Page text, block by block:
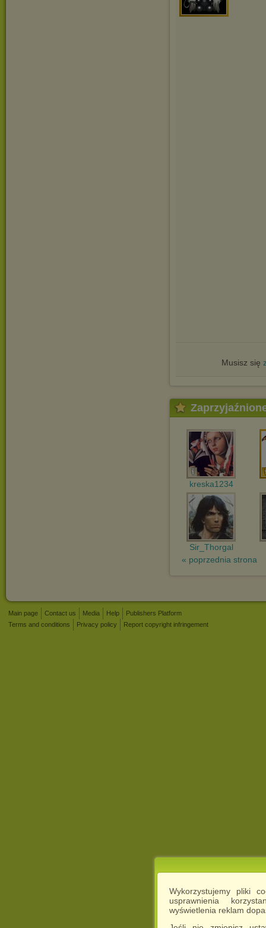
Wykorzystujemy pliki
usprawnienia
wyświetlenia reklam
Musisz się
kreska1234
Sir_Thorgal
« poprzednia strona
Main page Contact us Media Help
Publishers Platform
Terms and conditions
Privacy policy Report copyright infringement